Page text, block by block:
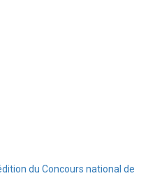
du Concours national de